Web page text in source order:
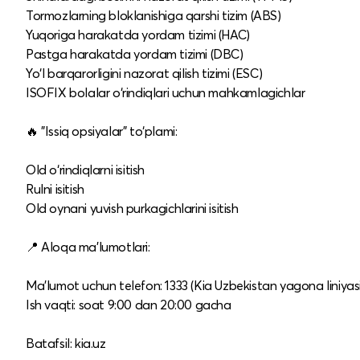
Tormozlarning bloklanishiga qarshi tizim (ABS)
Yuqoriga harakatda yordam tizimi (HAC)
Pastga harakatda yordam tizimi (DBC)
Yo‘l barqarorligini nazorat qilish tizimi (ESC)
ISOFIX bolalar o‘rindiqlari uchun mahkamlagichlar
🔥 "Issiq opsiyalar" to‘plami:
Old o‘rindiqlarni isitish
Rulni isitish
Old oynani yuvish purkagichlarini isitish
📍 Aloqa ma’lumotlari:
Ma’lumot uchun telefon: 1333 (Kia Uzbekistan yagona
Ish vaqti: soat 9:00 dan 20:00 gacha
Batafsil: kia.uz